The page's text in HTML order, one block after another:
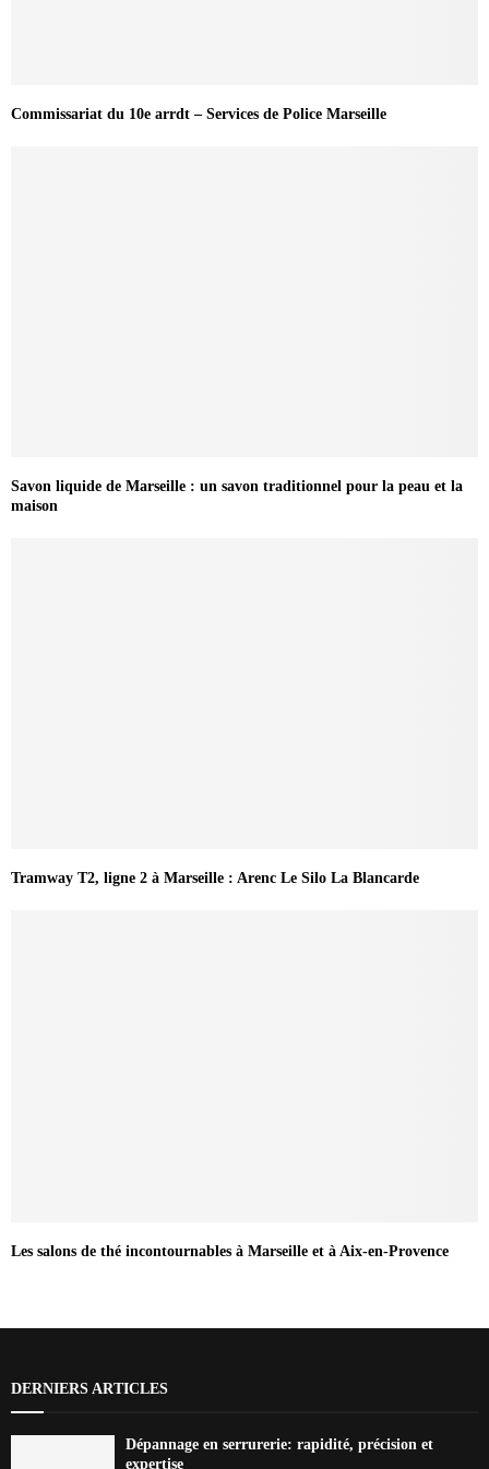
Commissariat du 10e arrdt – Services de Police Marseille
Savon liquide de Marseille : un savon traditionnel pour la peau et la
maison
Tramway T2, ligne 2 à Marseille : Arenc Le Silo La Blancarde
Les salons de thé incontournables à Marseille et à Aix-en-Provence
DERNIERS ARTICLES
Dépannage en serrurerie: rapidité, précision et
expertise